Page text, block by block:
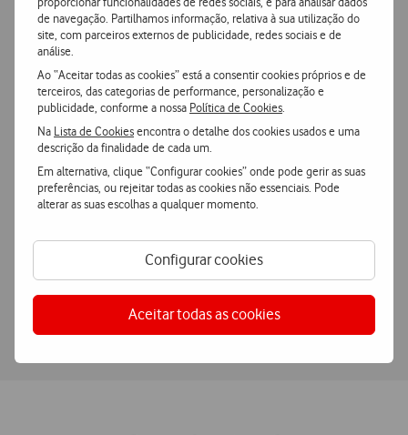
de navegação. Partilhamos informação, relativa à sua utilização do
site, com parceiros externos de publicidade, redes sociais e de
análise.
Ao “Aceitar todas as cookies” está a consentir cookies próprios e de
terceiros, das categorias de performance, personalização e
publicidade, conforme a nossa Política de Cookies
Na Lista de Cookiesencontra o detalhe dos cookies usados e uma
descrição da finalidade de cada um.
Em alternativa, clique “Configurar cookies” onde pode gerir as suas
preferências, ou rejeitar todas as cookies não essenciais. Pode
alterar as suas escolhas a qualquer momento.
Configurar cookies
Aceitar todas as cookies
Gestão digital de processos
simplificando a gestão do dia a dia.
Automação e controlo de pedidos
Automatize pedidos e aprovações, como utilização de
equipamentos ou despesas, com notificações em tempo real.
Gestão centralizada e em tempo real
Aceda a toda a informação dos colaboradores num único portal,
de forma centralizada, remota e sempre atualizada.